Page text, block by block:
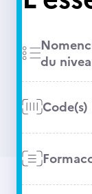
du
Code(s)